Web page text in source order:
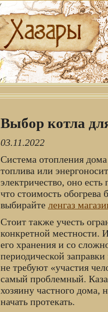
Выбор котла
03.11.2022
Система отопления
топлива или
электричество, оно
что стоимость обогрева
выбирайте ленгаз
Стоит также учесть
конкретной местности.
его хранения и со
периодической
не требуют «участия
самый проблемный.
хозяину частного дома,
начать протекать.